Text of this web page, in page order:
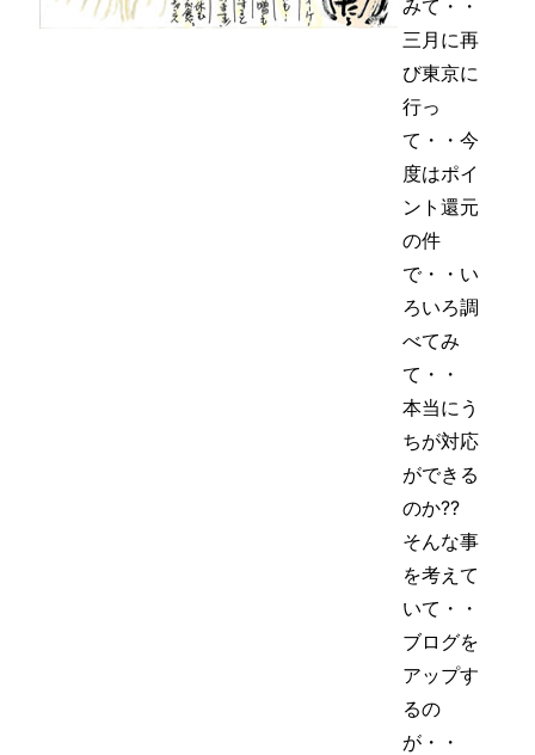
みて・・
三月に再
び東京に
行っ
て・・今
度はポイ
ント還元
の件
で・・い
ろいろ調
べてみ
て・・
本当にう
ちが対応
ができる
のか??
そんな事
を考えて
いて・・
ブログを
アップす
るの
が・・